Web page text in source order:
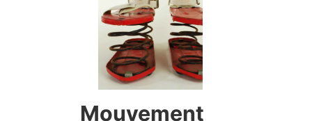
Mouvement